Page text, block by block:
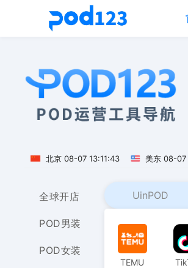
北京 08-07 13:11:44 美东 08-07
全球开店
POD男装
POD女装
UinPOD
TEMU